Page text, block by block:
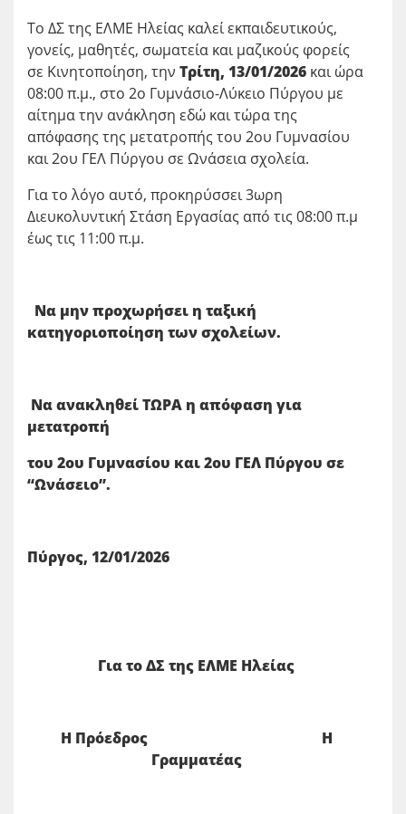
Το ΔΣ της ΕΛΜΕ Ηλείας καλεί εκπαιδευτικούς,
γονείς, μαθητές, σωματεία και μαζικούς φορείς
σε Κινητοποίηση, την Τρίτη, 13/01/2026 και ώρα
08:00 π.μ., στο 2ο Γυμνάσιο-Λύκειο Πύργου με
αίτημα την ανάκληση εδώ και τώρα της
απόφασης της μετατροπής του 2ου Γυμνασίου
και 2ου ΓΕΛ Πύργου σε Ωνάσεια σχολεία.
Για το λόγο αυτό, προκηρύσσει 3ωρη
Διευκολυντική Στάση Εργασίας από τις 08:00 π.μ
έως τις 11:00 π.μ.
Να μην προχωρήσει η ταξική
κατηγοριοποίηση των σχολείων.
Να ανακληθεί ΤΩΡΑ η απόφαση για
μετατροπή
του 2ου Γυμνασίου και 2ου ΓΕΛ Πύργου σε
“Ωνάσειο”.
Πύργος, 12/01/2026
Για το ΔΣ της ΕΛΜΕ Ηλείας
Η Πρόεδρος Η
Γραμματέας